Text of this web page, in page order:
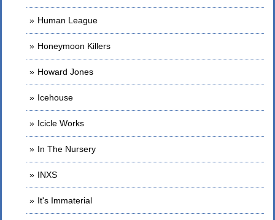
Human League
Honeymoon Killers
Howard Jones
Icehouse
Icicle Works
In The Nursery
INXS
It's Immaterial